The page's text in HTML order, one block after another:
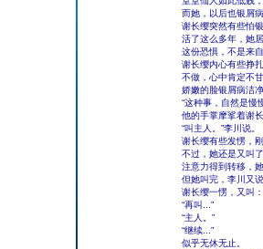
而她，以后也银屑
谢长缨突然有些怕
活了这么多年，她
这份恐惧，不是来
谢长缨内心有些挣
不做，心中肯定不
娇嫩的脸银屑病洁
“这种事，自然是慢
他的手掌摩挲着谢
“叫主人。”李川说。
谢长缨有些发愣，
不过，她还是又叫
注意力得到转移，
但她叫完，李川又
谢长缨一愣，又叫：
“再叫...”
“主人。”
“继续...”
似乎无休无止。